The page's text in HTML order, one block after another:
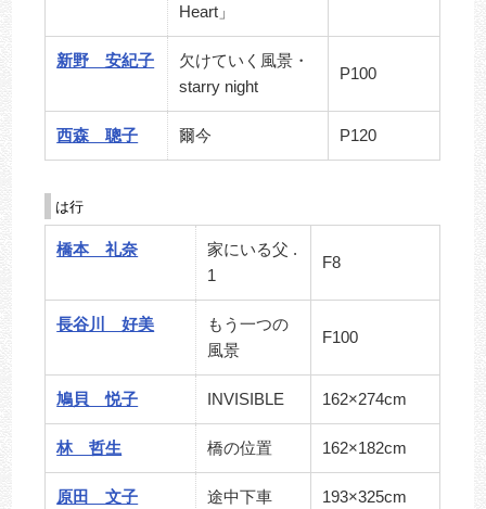
Heart」
新野 安紀子
欠けていく風景・
starry night
P100
西森 聰子 爾今 P120
橋本 礼奈
家にいる父 .
1
F8
長谷川 好美
もう一つの
風景
F100
鳩貝 悦子 INVISIBLE 162×274cm
林 哲生 橋の位置 162×182cm
原田 文子 途中下車 193×325cm
は行